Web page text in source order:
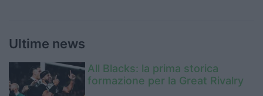
Ultime news
All Blacks: la prima storica
formazione per la Great Rivalry